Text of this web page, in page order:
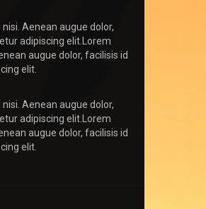
Aenean augue dolor,
adipiscing elit.Lorem
augue dolor, facilisis id
elit.
Aenean augue dolor,
adipiscing elit.Lorem
augue dolor, facilisis id
elit.